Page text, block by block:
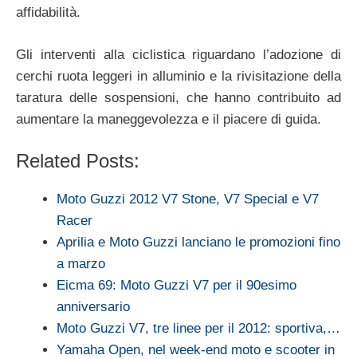
affidabilità.
Gli interventi alla ciclistica riguardano l’adozione di
cerchi ruota leggeri in alluminio e la rivisitazione della
taratura delle sospensioni, che hanno contribuito ad
aumentare la maneggevolezza e il piacere di guida.
Related Posts:
Moto Guzzi 2012 V7 Stone, V7 Special e V7
Racer
Aprilia e Moto Guzzi lanciano le promozioni fino
a marzo
Eicma 69: Moto Guzzi V7 per il 90esimo
anniversario
Moto Guzzi V7, tre linee per il 2012: sportiva,…
Yamaha Open, nel week-end moto e scooter in